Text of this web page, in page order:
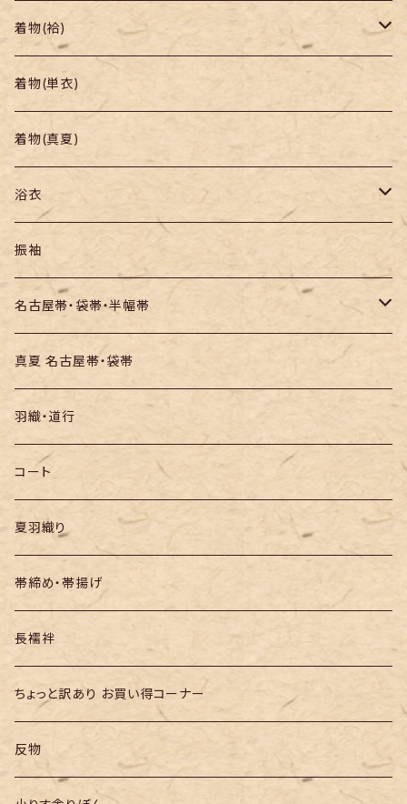
着物
帯
羽織り・道行
着物(袷)
小紋
色無地・江戸小紋
紬
訪問着・付下
お召し
着物(単衣)
着物(真夏)
浴衣
セオα・ポリ
木綿・綿麻
絞りの浴衣
振袖
名古屋帯・袋帯・半幅帯
名古屋帯
袋帯
半幅帯
真夏 名古屋帯・袋帯
羽織・道行
コート
夏羽織り
帯締め・帯揚げ
長襦袢
ちょっと訳あり お買い得コーナー
反物